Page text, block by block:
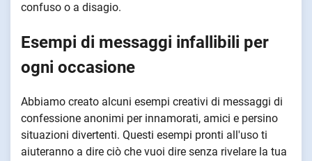
confuso o a disagio.
Esempi di messaggi infallibili per
ogni occasione
Abbiamo creato alcuni esempi creativi di messaggi di
confessione anonimi per innamorati, amici e persino
situazioni divertenti. Questi esempi pronti all'uso ti
aiuteranno a dire ciò che vuoi dire senza rivelare la tua